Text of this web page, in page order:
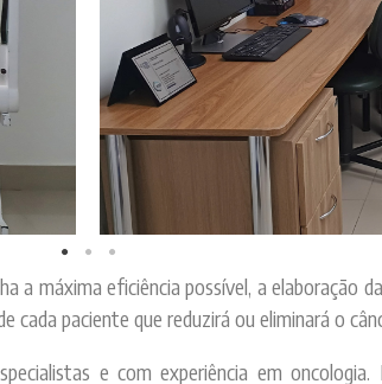
máxima eficiência possível, a elaboração
cada paciente que reduzirá ou eliminará o
e com experiência em